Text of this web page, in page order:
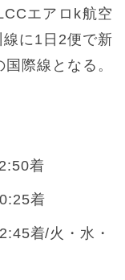
エアロk航空
に1日2便で新
際線となる。
着
着
着/火・水・